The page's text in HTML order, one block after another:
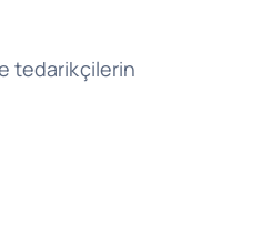
tedarikçilerin